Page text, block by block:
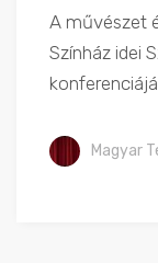
A művészet
Színház idei
Magyar